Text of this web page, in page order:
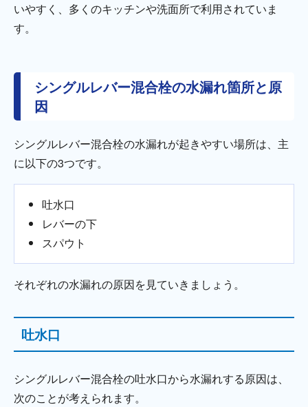
いやすく、多くのキッチンや洗面所で利用されていま
す。
シングルレバー混合栓の水漏れ箇所と原
因
シングルレバー混合栓の水漏れが起きやすい場所は、主
に以下の3つです。
吐水口
レバーの下
スパウト
それぞれの水漏れの原因を見ていきましょう。
吐水口
シングルレバー混合栓の吐水口から水漏れする原因は、
次のことが考えられます。